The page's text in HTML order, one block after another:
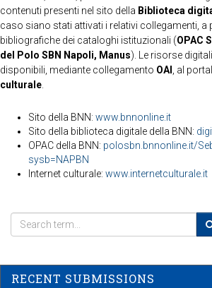
contenuti presenti nel sito della Biblioteca
caso siano stati attivati i relativi collegamenti, a
bibliografiche dei cataloghi istituzionali (OPAC
del Polo SBN Napoli, Manus). Le risorse
disponibili, mediante collegamento OAI , al
culturale
Sito della BNN: www.bnnonline.it
Sito della biblioteca digitale della BNN:
OPAC della BNN: polosbn.bnnonline.it/
sysb=NAPBN
Internet culturale: www.internetculturale.it
RECENT SUBMISSIONS